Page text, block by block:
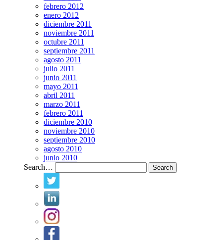
febrero 2012
enero 2012
diciembre 2011
noviembre 2011
octubre 2011
septiembre 2011
agosto 2011
julio 2011
junio 2011
mayo 2011
abril 2011
marzo 2011
febrero 2011
diciembre 2010
noviembre 2010
septiembre 2010
agosto 2010
junio 2010
Search…